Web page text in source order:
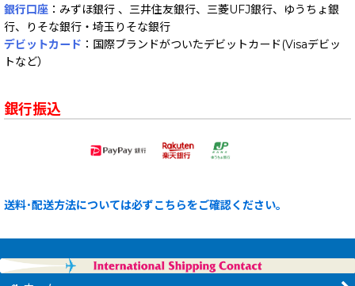
銀行口座 ：みずほ銀行 、三井住友銀行、三菱UFJ銀行、ゆうちょ銀
行、りそな銀行・埼玉りそな銀行
デビットカード ：国際ブランドがついたデビットカード(Visaデビッ
トなど）
銀行振込
送料･配送方法については必ずこちらをご確認ください。